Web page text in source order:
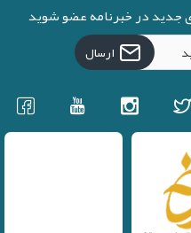
جدید در خبرنامه عضو شوید
ارسال